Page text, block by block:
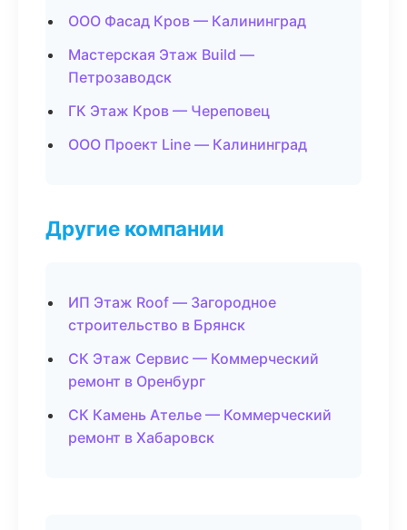
ООО Фасад Кров — Калининград
Мастерская Этаж Build —
Петрозаводск
ГК Этаж Кров — Череповец
ООО Проект Line — Калининград
Другие компании
ИП Этаж Roof — Загородное
строительство в Брянск
СК Этаж Сервис — Коммерческий
ремонт в Оренбург
СК Камень Ателье — Коммерческий
ремонт в Хабаровск